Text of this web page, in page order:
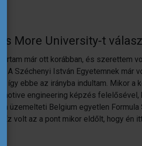
More University-t
már ott korábban, és szerettem
A Széchenyi István Egyetemnek már
így ebbe az irányba indultam. Mikor a
engineering képzés felelősével,
üzemelteti Belgium egyetlen Formula
Ez volt az a pont mikor eldőlt, hogy én